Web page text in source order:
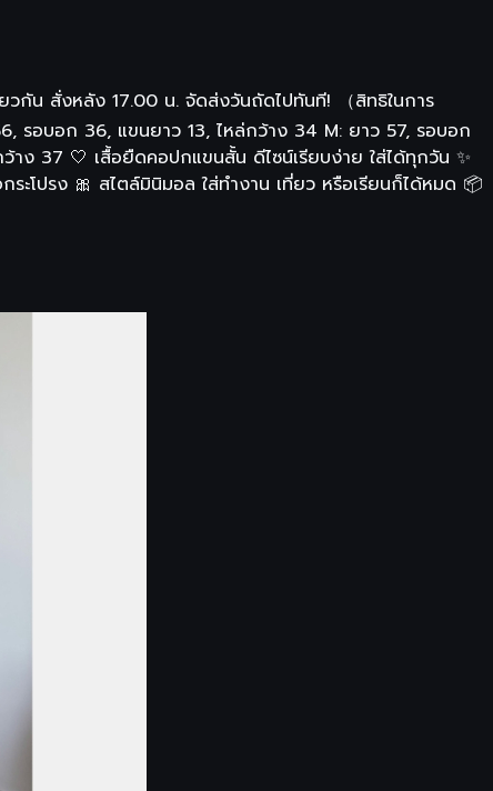
กัน สั่งหลัง 17.00 น. จัดส่งวันถัดไปทันที! （สิทธิในการ
รอบอก 36, แขนยาว 13, ไหล่กว้าง 34 M: ยาว 57, รอบอก
ง 37 🤍 เสื้อยืดคอปกแขนสั้น ดีไซน์เรียบง่าย ใส่ได้ทุกวัน ✨
ะโปรง 🎀 สไตล์มินิมอล ใส่ทำงาน เที่ยว หรือเรียนก็ได้หมด 📦